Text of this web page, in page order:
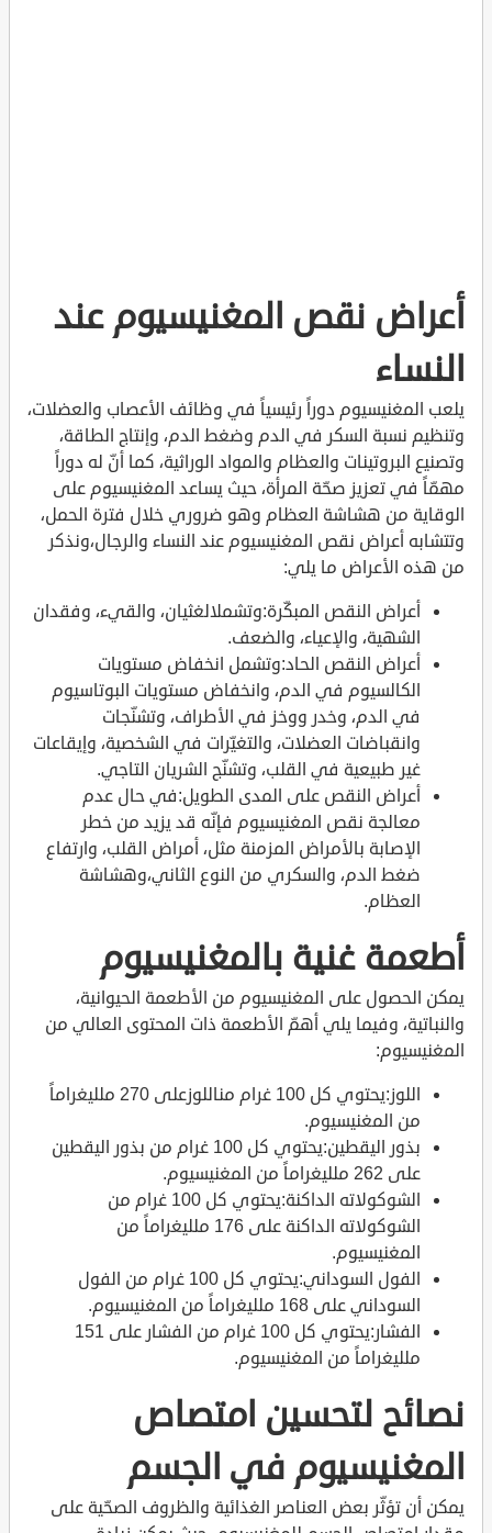
أعراض نقص المغنيسيوم عند
النساء
يلعب المغنيسيوم دوراً رئيسياً في وظائف الأعصاب والعضلات،
وتنظيم نسبة السكر في الدم وضغط الدم، وإنتاج الطاقة،
وتصنيع البروتينات والعظام والمواد الوراثية، كما أنّ له دوراً
مهمّاً في تعزيز صحّة المرأة، حيث يساعد المغنيسيوم على
الوقاية من هشاشة العظام وهو ضروري خلال فترة الحمل،
وتتشابه أعراض نقص المغنيسيوم عند النساء والرجال،ونذكر
من هذه الأعراض ما يلي:
أعراض النقص المبكّرة:وتشملالغثيان، والقيء، وفقدان
الشهية، والإعياء، والضعف.
أعراض النقص الحاد:وتشمل انخفاض مستويات
الكالسيوم في الدم، وانخفاض مستويات البوتاسيوم
في الدم، وخدر ووخز في الأطراف، وتشنّجات
وانقباضات العضلات، والتغيّرات في الشخصية، وإيقاعات
غير طبيعية في القلب، وتشنّج الشريان التاجي.
أعراض النقص على المدى الطويل:في حال عدم
معالجة نقص المغنيسيوم فإنّه قد يزيد من خطر
الإصابة بالأمراض المزمنة مثل، أمراض القلب، وارتفاع
ضغط الدم، والسكري من النوع الثاني،وهشاشة
العظام.
أطعمة غنية بالمغنيسيوم
يمكن الحصول على المغنيسيوم من الأطعمة الحيوانية،
والنباتية، وفيما يلي أهمّ الأطعمة ذات المحتوى العالي من
المغنيسيوم:
اللوز:يحتوي كل 100 غرام مناللوزعلى 270 ملليغراماً
من المغنيسيوم.
بذور اليقطين:يحتوي كل 100 غرام من بذور اليقطين
على 262 ملليغراماً من المغنيسيوم.
الشوكولاته الداكنة:يحتوي كل 100 غرام من
الشوكولاته الداكنة على 176 ملليغراماً من
المغنيسيوم.
الفول السوداني:يحتوي كل 100 غرام من الفول
السوداني على 168 ملليغراماً من المغنيسيوم.
الفشار:يحتوي كل 100 غرام من الفشار على 151
ملليغراماً من المغنيسيوم.
نصائح لتحسين امتصاص
المغنيسيوم في الجسم
يمكن أن تؤثّر بعض العناصر الغذائية والظروف الصحّية على